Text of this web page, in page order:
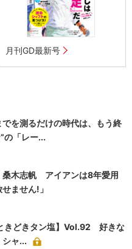
月刊GD最新号
でを測るだけの時代は、もう終
の「レー...
桑木志帆 アイアンは8年愛用
ません!」
きどきタン塩】Vol.92 好きな
シャ...